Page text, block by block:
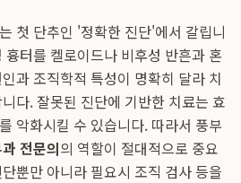
첫 단추인 '정확한 진단'에서 갈립니
터를 켈로이드나 비후성 반흔과 혼
과 조직학적 특성이 명확히 달라 치
다. 잘못된 진단에 기반한 치료는 효
악화시킬 수 있습니다. 따라서 풍부
전문의의 역할이 절대적으로 중요
뿐만 아니라 필요시 조직 검사 등을